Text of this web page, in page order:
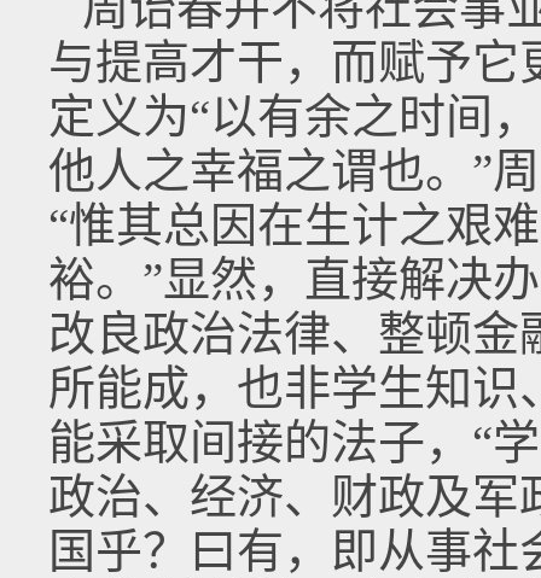
与提高才干，而赋予
定义为“以有余之时间
他人之幸福之谓也。”
“惟其总因在生计之艰
裕。”显然，直接解决
改良政治法律、整顿
所能成，也非学生知
能采取间接的法子，“
政治、经济、财政及军
国乎？曰有，即从事